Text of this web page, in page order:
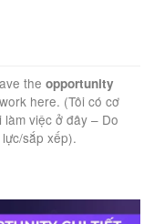
the opportunity
here. (Tôi có cơ
làm việc ở đây – Do
lực/sắp xếp).